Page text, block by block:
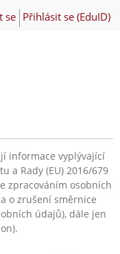
se Přihlásit se (EduID)
informace vyplývající
a Rady (EU) 2016/679
zpracováním osobních
o zrušení směrnice
údajů), dále jen